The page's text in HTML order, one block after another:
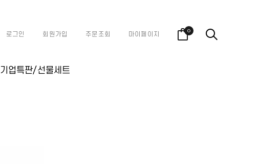
기업특판/선물세트
로그인 회원가입 주문조회 마이페이지 0